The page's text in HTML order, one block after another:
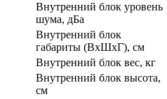
Внутренний блок уровень
шума, дБа
Внутренний блок
габариты (ВхШхГ), см
Внутренний блок вес, кг
Внутренний блок высота,
см